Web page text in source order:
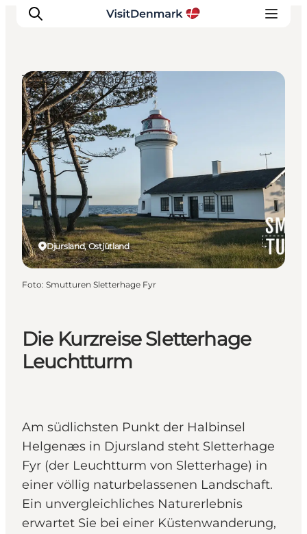
Inspiration
Regionen
Erlebnisse
Unterkünfte
Reiseplanung
Die Kurzreise Sletterhage
Leuchtturm
Am südlichsten Punkt der Halbinsel
Helgenæs in Djursland steht Sletterhage
Fyr (der Leuchtturm von Sletterhage) in
einer völlig naturbelassenen Landschaft.
Ein unvergleichliches Naturerlebnis
erwartet Sie bei einer Küstenwanderung,
Djursland, Ostjütland
Touren auf eigene Faust
Foto: Smutturen Sletterhage Fyr